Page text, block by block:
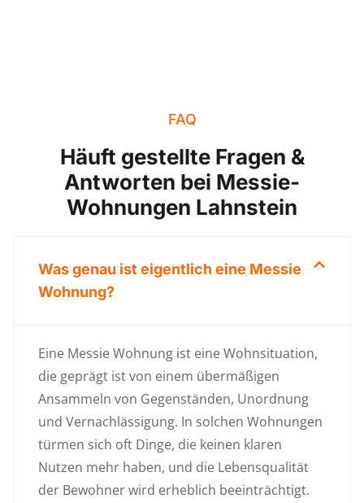
FAQ
Häuft gestellte Fragen &
Antworten bei Messie-
Wohnungen Lahnstein
Was genau ist eigentlich eine Messie
Wohnung?
Eine Messie Wohnung ist eine Wohnsituation,
die geprägt ist von einem übermäßigen
Ansammeln von Gegenständen, Unordnung
und Vernachlässigung. In solchen Wohnungen
türmen sich oft Dinge, die keinen klaren
Nutzen mehr haben, und die Lebensqualität
der Bewohner wird erheblich beeinträchtigt.